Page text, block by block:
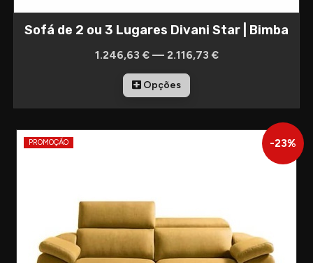
Sofá de 2 ou 3 Lugares Divani Star | Bimba
1.246,63 € — 2.116,73 €
Opções
-23%
PROMOÇÃO